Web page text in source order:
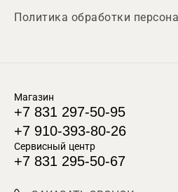
Политика обработки
Магазин
+7 831 297-50-95
+7 910-393-80-26
Сервисный центр
+7 831 295-50-67